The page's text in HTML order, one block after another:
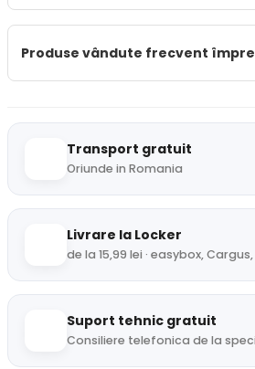
Produse vândute frecvent
Transport gratuit
Oriunde in Romania
Livrare la Locker
de la 15,99 lei · easybox,
Suport tehnic gratuit
Consiliere telefonica de la